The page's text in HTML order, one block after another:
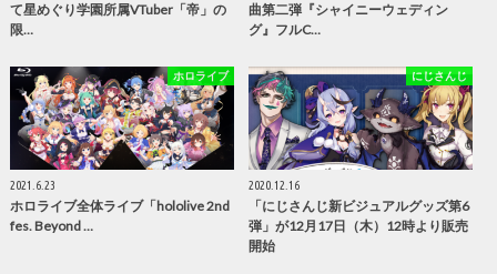
て星めぐり学園所属VTuber「帝」の
限…
曲第二弾『シャイニーウェディン
グ』フルC…
ホロライブ
2021.6.23
ホロライブ全体ライブ「hololive 2nd
fes. Beyond …
にじさんじ
2020.12.16
「にじさんじ新ビジュアルグッズ第6
弾」が12月17日（木）12時より販売
開始